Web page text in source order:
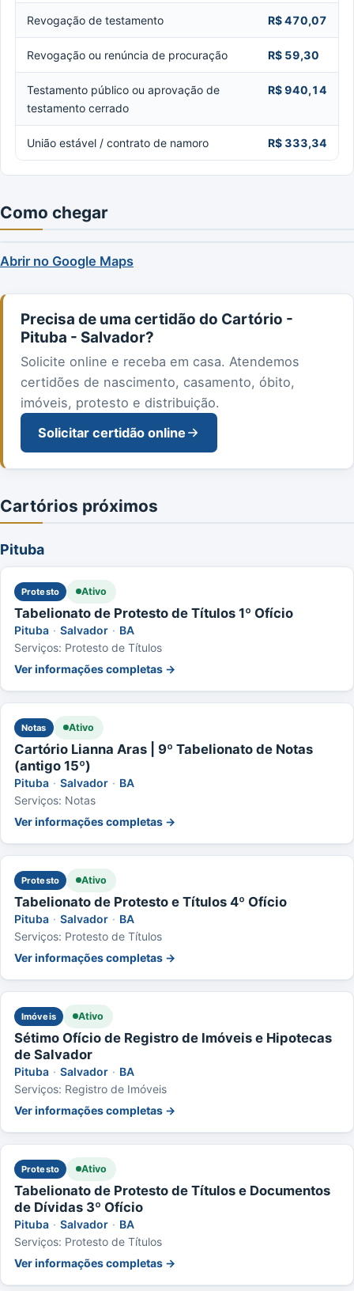
Revogação de testamento R$ 470,07
Revogação ou renúncia de procuração R$ 59,30
Testamento público ou aprovação de
testamento cerrado
R$ 940,14
União estável / contrato de namoro R$ 333,34
Como chegar
Abrir no Google Maps
Precisa de uma certidão do Cartório -
Pituba - Salvador?
Solicite online e receba em casa. Atendemos
certidões de nascimento, casamento, óbito,
imóveis, protesto e distribuição.
Solicitar certidão online
Cartórios próximos
Pituba
Protesto Ativo
Tabelionato de Protesto de Títulos 1º Ofício
Pituba · Salvador · BA
Serviços: Protesto de Títulos
Ver informações completas →
Notas Ativo
Cartório Lianna Aras | 9º Tabelionato de Notas
(antigo 15º)
Pituba · Salvador · BA
Serviços: Notas
Ver informações completas →
Protesto Ativo
Tabelionato de Protesto e Títulos 4º Ofício
Pituba · Salvador · BA
Serviços: Protesto de Títulos
Ver informações completas →
Imóveis Ativo
Sétimo Ofício de Registro de Imóveis e Hipotecas
de Salvador
Pituba · Salvador · BA
Serviços: Registro de Imóveis
Ver informações completas →
Protesto Ativo
Tabelionato de Protesto de Títulos e Documentos
de Dívidas 3º Ofício
Pituba · Salvador · BA
Serviços: Protesto de Títulos
Ver informações completas →